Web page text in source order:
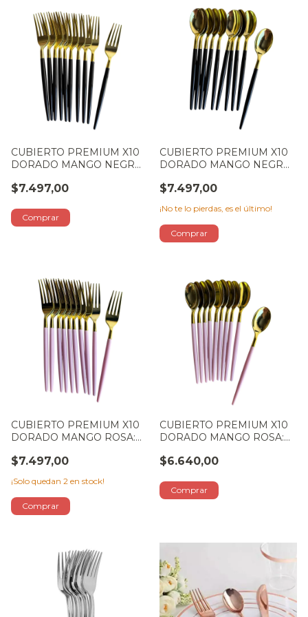
CUBIERTO PREMIUM X10
DORADO MANGO NEGRO:
$7.497,00
CUBIERTO PREMIUM X10
DORADO MANGO NEGRO:
$7.497,00
¡No te lo pierdas, es el último!
CUBIERTO PREMIUM X10
DORADO MANGO ROSA:
$7.497,00
¡Solo quedan 2 en stock!
CUBIERTO PREMIUM X10
DORADO MANGO ROSA:
$6.640,00